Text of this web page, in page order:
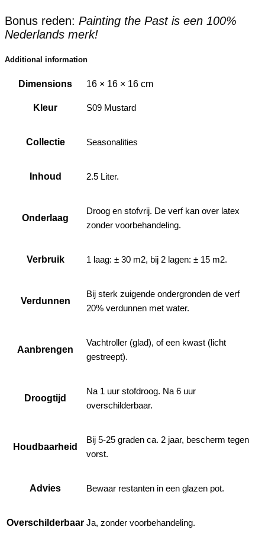
Bonus reden: Painting the Past is een 100%
Nederlands merk!
Additional information
Dimensions 16 × 16 × 16 cm
Kleur S09 Mustard
Collectie Seasonalities
Inhoud 2.5 Liter.
Onderlaag
Droog en stofvrij. De verf kan over latex
zonder voorbehandeling.
Verbruik 1 laag: ± 30 m2, bij 2 lagen: ± 15 m2.
Verdunnen
Bij sterk zuigende ondergronden de verf
20% verdunnen met water.
Aanbrengen
Vachtroller (glad), of een kwast (licht
gestreept).
Droogtijd
Na 1 uur stofdroog. Na 6 uur
overschilderbaar.
Houdbaarheid
Bij 5-25 graden ca. 2 jaar, bescherm tegen
vorst.
Advies Bewaar restanten in een glazen pot.
Overschilderbaar Ja, zonder voorbehandeling.